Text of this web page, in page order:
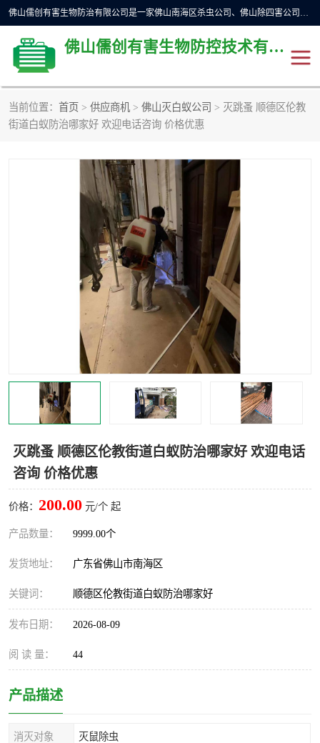
佛山儒创有害生物防治有限公司是一家佛山南海区杀虫公司、佛山除四害公司、佛山灭白蚁公司、佛山白蚁防治公司，让您远离虫害困扰。要问佛山白蚁防治哪家好？佛山儒创有害生物防治有限公司全佛山、广州，正规公司，上门勘查，可靠，售后有保障。
佛山儒创有害生物防控技术有限公司
当前位置： 首页 > 供应商机 > 佛山灭白蚁公司 > 灭跳蚤 顺德区伦教
街道白蚁防治哪家好 欢迎电话咨询 价格优惠
灭跳蚤 顺德区伦教街道白蚁防治哪家好 欢迎电话
咨询 价格优惠
价格： 200.00 元/个 起
产品数量： 9999.00个
发货地址： 广东省佛山市南海区
关键词： 顺德区伦教街道白蚁防治哪家好
发布日期： 2026-08-09
阅 读 量： 44
产品描述
消灭对象 灭鼠除虫